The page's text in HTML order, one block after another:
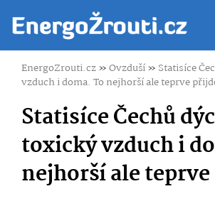
EnergoZrouti.cz»Ovzduší» Statisíce
vzduch i doma. To nejhorší ale teprve
Statisíce Čechů
toxický vzduch i
nejhorší ale